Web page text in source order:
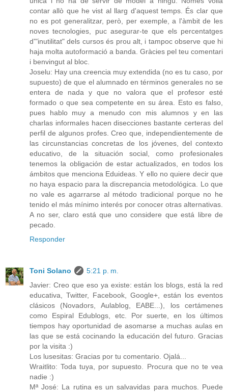
contar allò que he vist al llarg d'aquest temps. És clar que
no es pot generalitzar, però, per exemple, a l'àmbit de les
noves tecnologies, puc asegurar-te que els percentatges
d'"inutilitat" dels cursos és prou alt, i tampoc observe que hi
haja molta autoformació a banda. Gràcies pel teu comentari
i benvingut al bloc.
Joselu: Hay una creencia muy extendida (no es tu caso, por
supuesto) de que el alumnado en términos generales no se
entera de nada y que no valora que el profesor esté
formado o que sea competente en su área. Esto es falso,
pues hablo muy a menudo con mis alumnos y en las
charlas informales hacen disecciones bastante certeras del
perfil de algunos profes. Creo que, independientemente de
las circunstancias concretas de los jóvenes, del contexto
educativo, de la situación social, como profesionales
tenemos la obligación de estar actualizados, en todos los
ámbitos que menciona Eduideas. Y ello no quiere decir que
no haya espacio para la discrepancia metodológica. Lo que
no vale es agarrarse al método tradicional porque no he
tenido el más mínimo interés por conocer otras alternativas.
A no ser, claro está que uno considere que está libre de
pecado.
Responder
Toni Solano
5:21 p. m.
Javier: Creo que eso ya existe: están los blogs, está la red
educativa, Twitter, Facebook, Google+, están los eventos
clásicos (Novadors, Aulablog, EABE...), los certámenes
como Espiral Edublogs, etc. Por suerte, en los últimos
tiempos hay oportunidad de asomarse a muchas aulas en
las que se está cocinando la educación del futuro. Gracias
por la visita :)
Los lusesitas: Gracias por tu comentario. Ojalá...
Wraitlito: Toda tuya, por supuesto. Procura que no te vea
nadie :)
Mª José: La rutina es un salvavidas para muchos. Puede